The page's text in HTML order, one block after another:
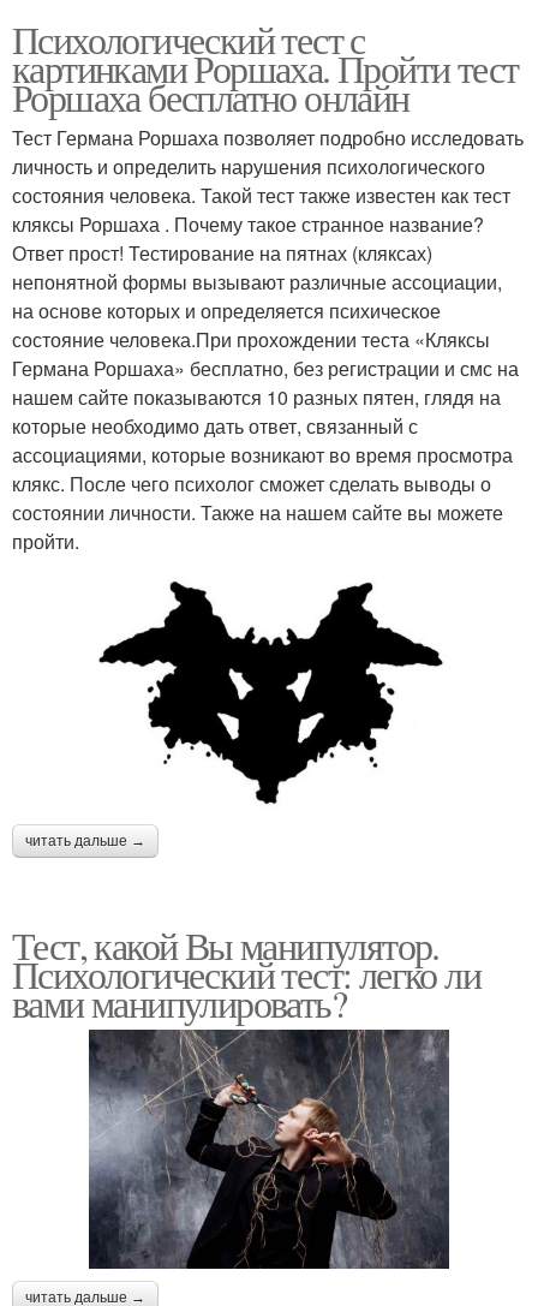
Психологический тест с
картинками Роршаха. Пройти тест
Роршаха бесплатно онлайн
Тест Германа Роршаха позволяет подробно исследовать
личность и определить нарушения психологического
состояния человека. Такой тест также известен как тест
кляксы Роршаха . Почему такое странное название?
Ответ прост! Тестирование на пятнах (кляксах)
непонятной формы вызывают различные ассоциации,
на основе которых и определяется психическое
состояние человека.При прохождении теста «Кляксы
Германа Роршаха» бесплатно, без регистрации и смс на
нашем сайте показываются 10 разных пятен, глядя на
которые необходимо дать ответ, связанный с
ассоциациями, которые возникают во время просмотра
клякс. После чего психолог сможет сделать выводы о
состоянии личности. Также на нашем сайте вы можете
пройти.
читать дальше →
Тест, какой Вы манипулятор.
Психологический тест: легко ли
вами манипулировать?
читать дальше →